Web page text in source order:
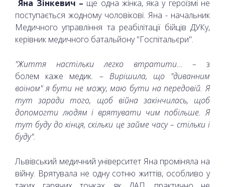
Яна Зінкевич – ще одна жінка, яка у героїзмі не
поступається жодному чоловікові. Яна - начальник
Медичного управління та реабілітації бійців ДУКу,
керівник медичного батальйону "Госпітальєри".
"Життя настільки легко втратити… – з
болем каже медик. – Вирішила, що "диванним
воїном" я бути не можу, маю бути на передовій. Я
тут заради того, щоб війна закінчилась, щоб
допомогти людям і врятувати чим побільше. Я
тут буду до кінця, скільки це займе часу – стільки і
буду".
Львівський медичний університет Яна проміняла на
війну. Врятувала не одну сотню життів, особливо у